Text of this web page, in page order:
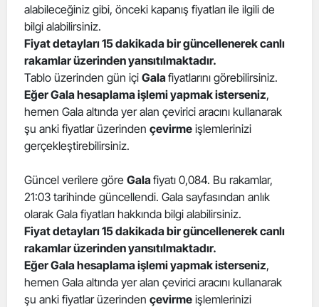
alabileceğiniz gibi, önceki kapanış fiyatları ile ilgili de
bilgi alabilirsiniz.
Fiyat detayları 15 dakikada bir güncellenerek canlı
rakamlar üzerinden yansıtılmaktadır.
Tablo üzerinden gün içi Galafiyatlarını görebilirsiniz.
Eğer Gala hesaplama işlemi yapmak isterseniz,
hemen Gala altında yer alan çevirici aracını kullanarak
şu anki fiyatlar üzerinden çevirme işlemlerinizi
gerçekleştirebilirsiniz.
Güncel verilere göre Galafiyatı 0,084. Bu rakamlar,
21:03 tarihinde güncellendi. Gala sayfasından anlık
olarak Gala fiyatları hakkında bilgi alabilirsiniz.
Fiyat detayları 15 dakikada bir güncellenerek canlı
rakamlar üzerinden yansıtılmaktadır.
Eğer Gala hesaplama işlemi yapmak isterseniz,
hemen Gala altında yer alan çevirici aracını kullanarak
şu anki fiyatlar üzerinden çevirme işlemlerinizi